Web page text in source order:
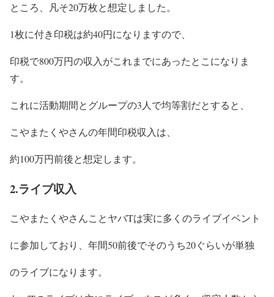
ところ、凡そ20万枚と想定しました。
1枚に付き印税は約40円になりますので、
印税で800万円の収入がこれまでにあったとこになりま
す。
これに活動期間とグループの3人で均等割だとすると、
こやまたくやさんの年間印税収入は、
約100万円前後と想定します。
2.ライブ収入
こやまたくやさんことヤバTは実に多くのライブイベント
に参加しており、年間50前後でそのうち20ぐらいが単独
のライブになります。